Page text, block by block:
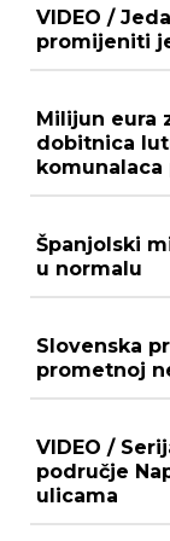
VIDEO /
promijeniti
Milijun eura
dobitnica
Španjolski
u normalu
Slovenska
prometnoj
VIDEO /
područje
ulicama